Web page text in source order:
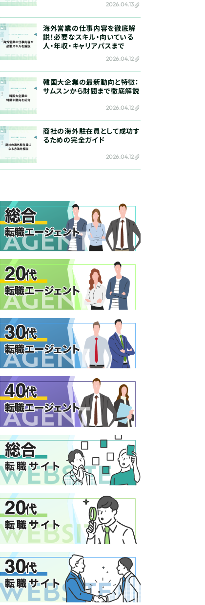
2026.04.13
海外営業の仕事内容を徹底解
説！必要なスキル・向いている
人・年収・キャリアパスまで
2026.04.12
韓国大企業の最新動向と特徴：
サムスンから財閥まで徹底解説
2026.04.12
商社の海外駐在員として成功す
るための完全ガイド
2026.04.12